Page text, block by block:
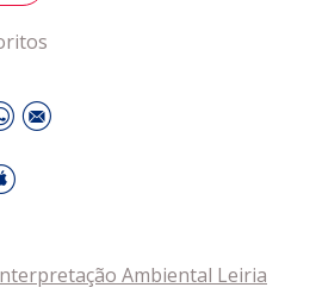
Ambiental Leiria